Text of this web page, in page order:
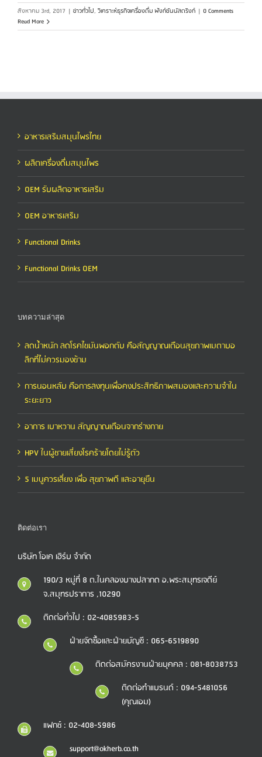
สิงหาคม 3rd, 2017 | ข่าวทั่วไป, วิเคราะห์ธุรกิจเครื่องดื่ม ฟังก์ชันนัลดริงก์ | 0 Comments
Read More
อาหารเสริมสมุนไพรไทย
ผลิตเครื่องดื่มสมุนไพร
OEM รับผลิตอาหารเสริม
OEM อาหารเสริม
Functional Drinks
Functional Drinks OEM
บทความล่าสุด
ลดน้ำหนัก ลดโรคไขมันพอกตับ คือสัญญาณเตือนสุขภาพเมตาบอ
ลิกที่ไม่ควรมองข้าม
การนอนหลับ คือการลงทุนเพื่อคงประสิทธิภาพสมองและความจำใน
ระยะยาว
อาการ เบาหวาน สัญญาณเตือนจากร่างกาย
HPV ในผู้ชายเสี่ยงโรคร้ายโดยไม่รู้ตัว
5 เมนูควรเลี่ยง เพื่อ สุขภาพดี และอายุยืน
ติดต่อเรา
บริษัท โอเค เฮิร์บ จำกัด
190/3 หมู่ที่ 8 ต.ในคลองบางปลากด อ.พระสมุทรเจดีย์
จ.สมุทรปราการ ,10290
ติดต่อทั่วไป : 02-4085983-5
ฝ่ายจัดซื้อและฝ่ายบัญชี : 065-6519890
ติดต่อสมัครงานฝ่ายบุคคล : 081-8038753
ติดต่อทำแบรนด์ : 094-5481056
(คุณเอม)
แฟกซ์ : 02-408-5986
support@okherb.co.th